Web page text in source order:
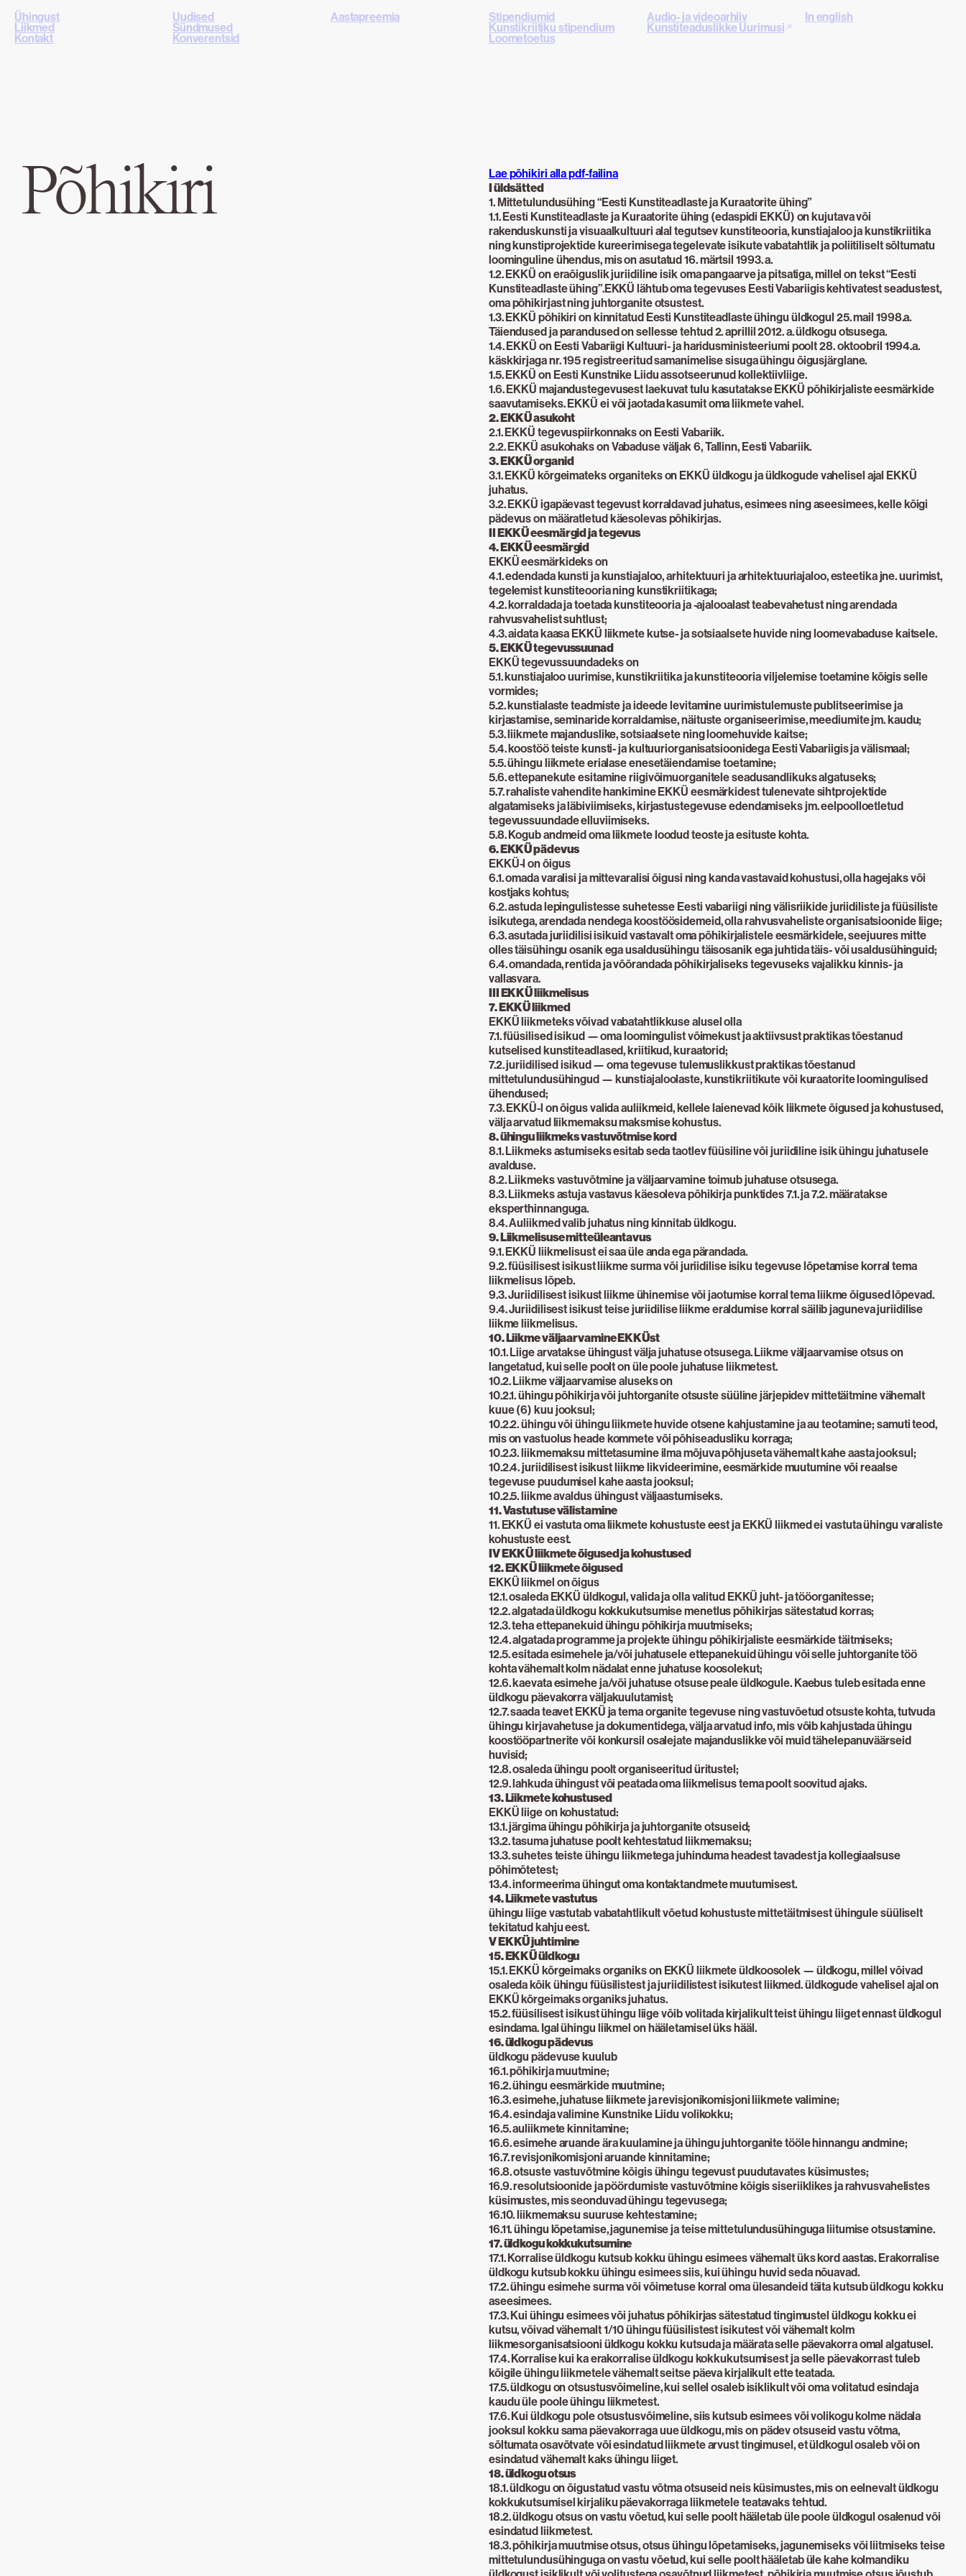
Ühingust
Liikmed
Kontakt
Uudised
Sündmused
Konverentsid
Aastapreemia Stipendiumid
Kunstikriitiku stipendium
Loometoetus
Audio- ja videoarhiiv
Kunstiteaduslikke Uurimusi
In english
Põhikiri
Lae põhikiri alla pdf-failina
I üldsätted
1. Mittetulundusühing “Eesti Kunstiteadlaste ja Kuraatorite ühing”
1.1. Eesti Kunstiteadlaste ja Kuraatorite ühing (edaspidi EKKÜ) on kujutava või
rakenduskunsti ja visuaalkultuuri alal tegutsev kunstiteooria, kunstiajaloo ja kunstikriitika
ning kunstiprojektide kureerimisega tegelevate isikute vabatahtlik ja poliitiliselt sõltumatu
loominguline ühendus, mis on asutatud 16. märtsil 1993. a.
1.2. EKKÜ on eraõiguslik juriidiline isik oma pangaarve ja pitsatiga, millel on tekst “Eesti
Kunstiteadlaste ühing”.EKKÜ lähtub oma tegevuses Eesti Vabariigis kehtivatest seadustest,
oma põhikirjast ning juhtorganite otsustest.
1.3. EKKÜ põhikiri on kinnitatud Eesti Kunstiteadlaste ühingu üldkogul 25. mail 1998.a.
Täiendused ja parandused on sellesse tehtud 2. aprillil 2012. a. üldkogu otsusega.
1.4. EKKÜ on Eesti Vabariigi Kultuuri- ja haridusministeeriumi poolt 28. oktoobril 1994.a.
käskkirjaga nr. 195 registreeritud samanimelise sisuga ühingu õigusjärglane.
1.5. EKKÜ on Eesti Kunstnike Liidu assotseerunud kollektiivliige.
1.6. EKKÜ majandustegevusest laekuvat tulu kasutatakse EKKÜ põhikirjaliste eesmärkide
saavutamiseks. EKKÜ ei või jaotada kasumit oma liikmete vahel.
2. EKKÜ asukoht
2.1. EKKÜ tegevuspiirkonnaks on Eesti Vabariik.
2.2. EKKÜ asukohaks on Vabaduse väljak 6, Tallinn, Eesti Vabariik.
3. EKKÜ organid
3.1. EKKÜ kõrgeimateks organiteks on EKKÜ üldkogu ja üldkogude vahelisel ajal EKKÜ
juhatus.
3.2. EKKÜ igapäevast tegevust korraldavad juhatus, esimees ning aseesimees, kelle kõigi
pädevus on määratletud käesolevas põhikirjas.
II EKKÜ eesmärgid ja tegevus
4. EKKÜ eesmärgid
EKKÜ eesmärkideks on
4.1. edendada kunsti ja kunstiajaloo, arhitektuuri ja arhitektuuriajaloo, esteetika jne. uurimist,
tegelemist kunstiteooria ning kunstikriitikaga;
4.2. korraldada ja toetada kunstiteooria ja -ajalooalast teabevahetust ning arendada
rahvusvahelist suhtlust;
4.3. aidata kaasa EKKÜ liikmete kutse- ja sotsiaalsete huvide ning loomevabaduse kaitsele.
5. EKKÜ tegevussuunad
EKKÜ tegevussuundadeks on
5.1. kunstiajaloo uurimise, kunstikriitika ja kunstiteooria viljelemise toetamine kõigis selle
vormides;
5.2. kunstialaste teadmiste ja ideede levitamine uurimistulemuste publitseerimise ja
kirjastamise, seminaride korraldamise, näituste organiseerimise, meediumite jm. kaudu;
5.3. liikmete majanduslike, sotsiaalsete ning loomehuvide kaitse;
5.4. koostöö teiste kunsti- ja kultuuriorganisatsioonidega Eesti Vabariigis ja välismaal;
5.5. ühingu liikmete erialase enesetäiendamise toetamine;
5.6. ettepanekute esitamine riigivõimuorganitele seadusandlikuks algatuseks;
5.7. rahaliste vahendite hankimine EKKÜ eesmärkidest tulenevate sihtprojektide
algatamiseks ja läbiviimiseks, kirjastustegevuse edendamiseks jm. eelpoolloetletud
tegevussuundade elluviimiseks.
5.8. Kogub andmeid oma liikmete loodud teoste ja esituste kohta.
6. EKKÜ pädevus
EKKÜ-l on õigus
6.1. omada varalisi ja mittevaralisi õigusi ning kanda vastavaid kohustusi, olla hagejaks või
kostjaks kohtus;
6.2. astuda lepingulistesse suhetesse Eesti vabariigi ning välisriikide juriidiliste ja füüsiliste
isikutega, arendada nendega koostöösidemeid, olla rahvusvaheliste organisatsioonide liige;
6.3. asutada juriidilisi isikuid vastavalt oma põhikirjalistele eesmärkidele, seejuures mitte
olles täisühingu osanik ega usaldusühingu täisosanik ega juhtida täis- või usaldusühinguid;
6.4. omandada, rentida ja võõrandada põhikirjaliseks tegevuseks vajalikku kinnis- ja
vallasvara.
III EKKÜ liikmelisus
7. EKKÜ liikmed
EKKÜ liikmeteks võivad vabatahtlikkuse alusel olla
7.1. füüsilised isikud — oma loomingulist võimekust ja aktiivsust praktikas tõestanud
kutselised kunstiteadlased, kriitikud, kuraatorid;
7.2. juriidilised isikud — oma tegevuse tulemuslikkust praktikas tõestanud
mittetulundusühingud — kunstiajaloolaste, kunstikriitikute või kuraatorite loomingulised
ühendused;
7.3. EKKÜ-l on õigus valida auliikmeid, kellele laienevad kõik liikmete õigused ja kohustused,
välja arvatud liikmemaksu maksmise kohustus.
8. ühingu liikmeks vastuvõtmise kord
8.1. Liikmeks astumiseks esitab seda taotlev füüsiline või juriidiline isik ühingu juhatusele
avalduse.
8.2. Liikmeks vastuvõtmine ja väljaarvamine toimub juhatuse otsusega.
8.3. Liikmeks astuja vastavus käesoleva põhikirja punktides 7.1. ja 7.2. määratakse
eksperthinnanguga.
8.4. Auliikmed valib juhatus ning kinnitab üldkogu.
9. Liikmelisuse mitteüleantavus
9.1. EKKÜ liikmelisust ei saa üle anda ega pärandada.
9.2. füüsilisest isikust liikme surma või juriidilise isiku tegevuse lõpetamise korral tema
liikmelisus lõpeb.
9.3. Juriidilisest isikust liikme ühinemise või jaotumise korral tema liikme õigused lõpevad.
9.4. Juriidilisest isikust teise juriidilise liikme eraldumise korral säilib jaguneva juriidilise
liikme liikmelisus.
10. Liikme väljaarvamine EKKÜst
10.1. Liige arvatakse ühingust välja juhatuse otsusega. Liikme väljaarvamise otsus on
langetatud, kui selle poolt on üle poole juhatuse liikmetest.
10.2. Liikme väljaarvamise aluseks on
10.2.1. ühingu põhikirja või juhtorganite otsuste süüline järjepidev mittetäitmine vähemalt
kuue (6) kuu jooksul;
10.2.2. ühingu või ühingu liikmete huvide otsene kahjustamine ja au teotamine; samuti teod,
mis on vastuolus heade kommete või põhiseadusliku korraga;
10.2.3. liikmemaksu mittetasumine ilma mõjuva põhjuseta vähemalt kahe aasta jooksul;
10.2.4. juriidilisest isikust liikme likvideerimine, eesmärkide muutumine või reaalse
tegevuse puudumisel kahe aasta jooksul;
10.2.5. liikme avaldus ühingust väljaastumiseks.
11. Vastutuse välistamine
11. EKKÜ ei vastuta oma liikmete kohustuste eest ja EKKÜ liikmed ei vastuta ühingu varaliste
kohustuste eest.
IV EKKÜ liikmete õigused ja kohustused
12. EKKÜ liikmete õigused
EKKÜ liikmel on õigus
12.1. osaleda EKKÜ üldkogul, valida ja olla valitud EKKÜ juht- ja tööorganitesse;
12.2. algatada üldkogu kokkukutsumise menetlus põhikirjas sätestatud korras;
12.3. teha ettepanekuid ühingu põhikirja muutmiseks;
12.4. algatada programme ja projekte ühingu põhikirjaliste eesmärkide täitmiseks;
12.5. esitada esimehele ja/või juhatusele ettepanekuid ühingu või selle juhtorganite töö
kohta vähemalt kolm nädalat enne juhatuse koosolekut;
12.6. kaevata esimehe ja/või juhatuse otsuse peale üldkogule. Kaebus tuleb esitada enne
üldkogu päevakorra väljakuulutamist;
12.7. saada teavet EKKÜ ja tema organite tegevuse ning vastuvõetud otsuste kohta, tutvuda
ühingu kirjavahetuse ja dokumentidega, välja arvatud info, mis võib kahjustada ühingu
koostööpartnerite või konkursil osalejate majanduslikke või muid tähelepanuväärseid
huvisid;
12.8. osaleda ühingu poolt organiseeritud üritustel;
12.9. lahkuda ühingust või peatada oma liikmelisus tema poolt soovitud ajaks.
13. Liikmete kohustused
EKKÜ liige on kohustatud:
13.1. järgima ühingu põhikirja ja juhtorganite otsuseid;
13.2. tasuma juhatuse poolt kehtestatud liikmemaksu;
13.3. suhetes teiste ühingu liikmetega juhinduma headest tavadest ja kollegiaalsuse
põhimõtetest;
13.4. informeerima ühingut oma kontaktandmete muutumisest.
14. Liikmete vastutus
ühingu liige vastutab vabatahtlikult võetud kohustuste mittetäitmisest ühingule süüliselt
tekitatud kahju eest.
V EKKÜ juhtimine
15. EKKÜ üldkogu
15.1. EKKÜ kõrgeimaks organiks on EKKÜ liikmete üldkoosolek — üldkogu, millel võivad
osaleda kõik ühingu füüsilistest ja juriidilistest isikutest liikmed. üldkogude vahelisel ajal on
EKKÜ kõrgeimaks organiks juhatus.
15.2. füüsilisest isikust ühingu liige võib volitada kirjalikult teist ühingu liiget ennast üldkogul
esindama. Igal ühingu liikmel on hääletamisel üks hääl.
16. üldkogu pädevus
üldkogu pädevuse kuulub
16.1. põhikirja muutmine;
16.2. ühingu eesmärkide muutmine;
16.3. esimehe, juhatuse liikmete ja revisjonikomisjoni liikmete valimine;
16.4. esindaja valimine Kunstnike Liidu volikokku;
16.5. auliikmete kinnitamine;
16.6. esimehe aruande ära kuulamine ja ühingu juhtorganite tööle hinnangu andmine;
16.7. revisjonikomisjoni aruande kinnitamine;
16.8. otsuste vastuvõtmine kõigis ühingu tegevust puudutavates küsimustes;
16.9. resolutsioonide ja pöördumiste vastuvõtmine kõigis siseriiklikes ja rahvusvahelistes
küsimustes, mis seonduvad ühingu tegevusega;
16.10. liikmemaksu suuruse kehtestamine;
16.11. ühingu lõpetamise, jagunemise ja teise mittetulundusühinguga liitumise otsustamine.
17. üldkogu kokkukutsumine
17.1. Korralise üldkogu kutsub kokku ühingu esimees vähemalt üks kord aastas. Erakorralise
üldkogu kutsub kokku ühingu esimees siis, kui ühingu huvid seda nõuavad.
17.2. ühingu esimehe surma või võimetuse korral oma ülesandeid täita kutsub üldkogu kokku
aseesimees.
17.3. Kui ühingu esimees või juhatus põhikirjas sätestatud tingimustel üldkogu kokku ei
kutsu, võivad vähemalt 1/10 ühingu füüsilistest isikutest või vähemalt kolm
liikmesorganisatsiooni üldkogu kokku kutsuda ja määrata selle päevakorra omal algatusel.
17.4. Korralise kui ka erakorralise üldkogu kokkukutsumisest ja selle päevakorrast tuleb
kõigile ühingu liikmetele vähemalt seitse päeva kirjalikult ette teatada.
17.5. üldkogu on otsustusvõimeline, kui sellel osaleb isiklikult või oma volitatud esindaja
kaudu üle poole ühingu liikmetest.
17.6. Kui üldkogu pole otsustusvõimeline, siis kutsub esimees või volikogu kolme nädala
jooksul kokku sama päevakorraga uue üldkogu, mis on pädev otsuseid vastu võtma,
sõltumata osavõtvate või esindatud liikmete arvust tingimusel, et üldkogul osaleb või on
esindatud vähemalt kaks ühingu liiget.
18. üldkogu otsus
18.1. üldkogu on õigustatud vastu võtma otsuseid neis küsimustes, mis on eelnevalt üldkogu
kokkukutsumisel kirjaliku päevakorraga liikmetele teatavaks tehtud.
18.2. üldkogu otsus on vastu võetud, kui selle poolt hääletab üle poole üldkogul osalenud või
esindatud liikmetest.
18.3. põhikirja muutmise otsus, otsus ühingu lõpetamiseks, jagunemiseks või liitmiseks teise
mittetulundusühinguga on vastu võetud, kui selle poolt hääletab üle kahe kolmandiku